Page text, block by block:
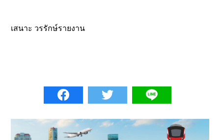
เสนาะ วรรักษ์รายงาน